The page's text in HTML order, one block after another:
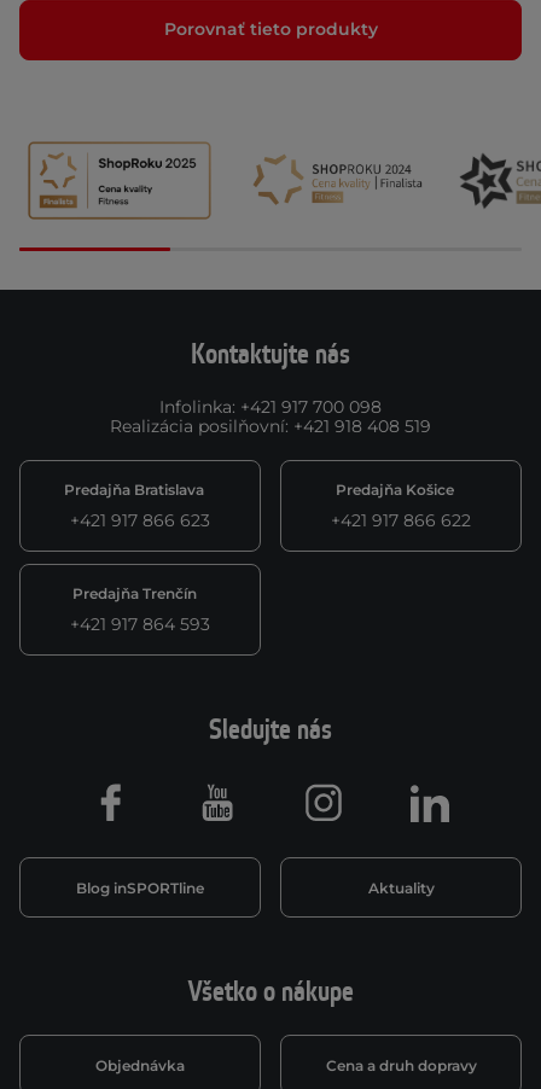
Porovnať tieto produkty
Kontaktujte nás
Infolinka: +421 917 700 098
Realizácia posilňovní: +421 918 408 519
Predajňa Bratislava
+421 917 866 623
Predajňa Košice
+421 917 866 622
Predajňa Trenčín
+421 917 864 593
Všetko o nákupe
Objednávka Cena a druh dopravy
Sledujte nás
Blog inSPORTline Aktuality
Facebook Youtube Instagram LinkedIn